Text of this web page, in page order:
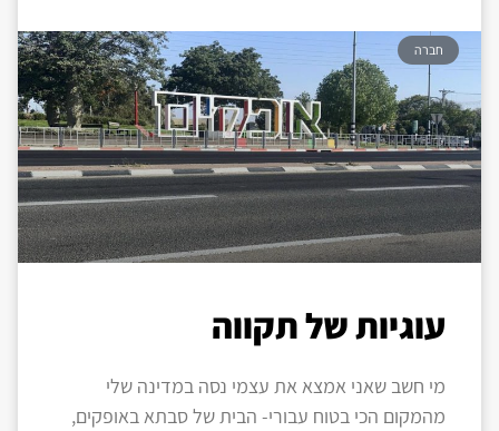
חברה
עוגיות של תקווה
מי חשב שאני אמצא את עצמי נסה במדינה שלי
מהמקום הכי בטוח עבורי- הבית של סבתא באופקים,